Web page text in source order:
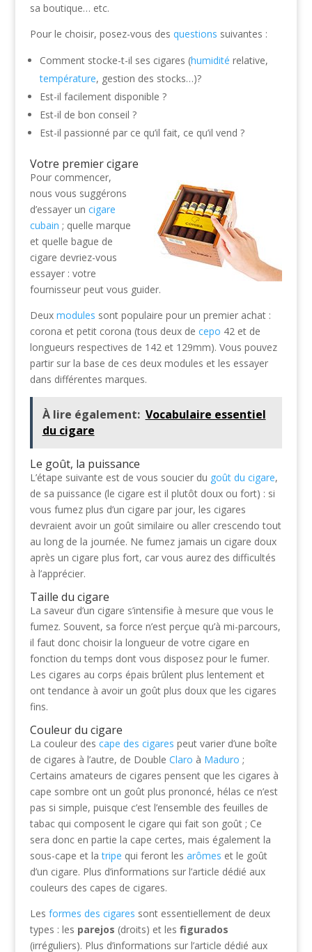
sa boutique… etc.
Pour le choisir, posez-vous des questions suivantes :
Comment stocke-t-il ses cigares (humidité relative,
température, gestion des stocks…)?
Est-il facilement disponible ?
Est-il de bon conseil ?
Est-il passionné par ce qu’il fait, ce qu’il vend ?
Votre premier cigare
Pour commencer,
nous vous suggérons
d’essayer un cigare
cubain ; quelle marque
et quelle bague de
cigare devriez-vous
essayer : votre
fournisseur peut vous guider.
Deux modules sont populaire pour un premier achat :
corona et petit corona (tous deux de cepo 42 et de
longueurs respectives de 142 et 129mm). Vous pouvez
partir sur la base de ces deux modules et les essayer
dans différentes marques.
À lire également: Vocabulaire essentiel
du cigare
Le goût, la puissance
L’étape suivante est de vous soucier du goût du cigare,
de sa puissance (le cigare est il plutôt doux ou fort) : si
vous fumez plus d’un cigare par jour, les cigares
devraient avoir un goût similaire ou aller crescendo tout
au long de la journée. Ne fumez jamais un cigare doux
après un cigare plus fort, car vous aurez des difficultés
à l’apprécier.
Taille du cigare
La saveur d’un cigare s’intensifie à mesure que vous le
fumez. Souvent, sa force n’est perçue qu’à mi-parcours,
il faut donc choisir la longueur de votre cigare en
fonction du temps dont vous disposez pour le fumer.
Les cigares au corps épais brûlent plus lentement et
ont tendance à avoir un goût plus doux que les cigares
fins.
Couleur du cigare
La couleur des cape des cigares peut varier d’une boîte
de cigares à l’autre, de Double Claro à Maduro ;
Certains amateurs de cigares pensent que les cigares à
cape sombre ont un goût plus prononcé, hélas ce n’est
pas si simple, puisque c’est l’ensemble des feuilles de
tabac qui composent le cigare qui fait son goût ; Ce
sera donc en partie la cape certes, mais également la
sous-cape et latripe qui feront les arômes et le goût
d’un cigare. Plus d’informations sur l’article dédié aux
couleurs des capes de cigares.
Les formes des cigares sont essentiellement de deux
types : les parejos (droits) et les figurados
(irréguliers). Plus d’informations sur l’article dédié aux